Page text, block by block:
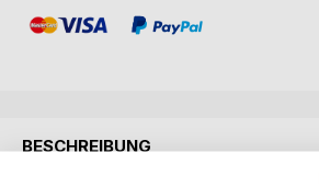
BESCHREIBUNG